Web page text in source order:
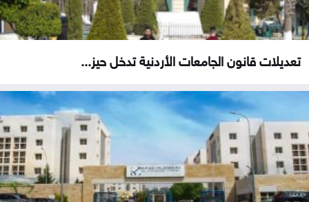
تعديلات قانون الجامعات الأردنية تدخل حيز...